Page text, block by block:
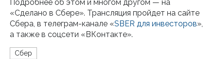
Подробнее об этом и многом другом — на
«Сделано в Сбере». Трансляция пройдет на сайте
Сбера, в телеграм-канале «SBER для инвесторов»,
а также в соцсети «ВКонтакте».
Сбер